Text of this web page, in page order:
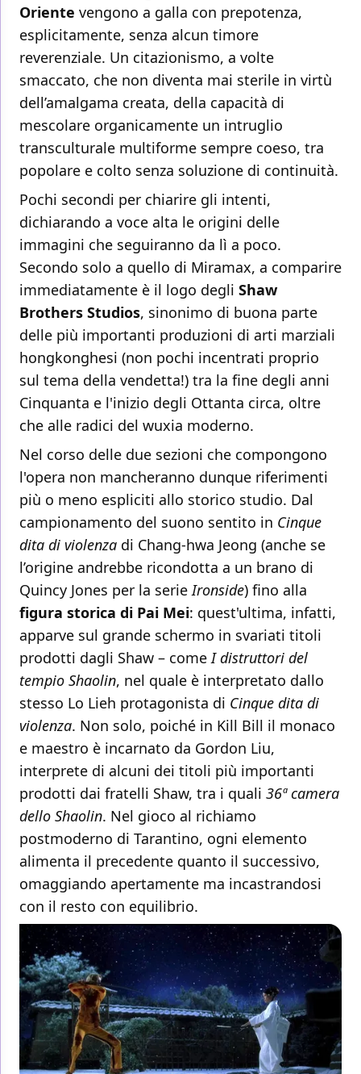
Oriente vengono a galla con prepotenza,
esplicitamente, senza alcun timore
reverenziale. Un citazionismo, a volte
smaccato, che non diventa mai sterile in virtù
dell’amalgama creata, della capacità di
mescolare organicamente un intruglio
transculturale multiforme sempre coeso, tra
popolare e colto senza soluzione di continuità.
Pochi secondi per chiarire gli intenti,
dichiarando a voce alta le origini delle
immagini che seguiranno da lì a poco.
Secondo solo a quello di Miramax, a comparire
immediatamente è il logo degli Shaw
Brothers Studios, sinonimo di buona parte
delle più importanti produzioni di arti marziali
hongkonghesi (non pochi incentrati proprio
sul tema della vendetta!) tra la fine degli anni
Cinquanta e l'inizio degli Ottanta circa, oltre
che alle radici del wuxia moderno.
Nel corso delle due sezioni che compongono
l'opera non mancheranno dunque riferimenti
più o meno espliciti allo storico studio. Dal
campionamento del suono sentito in Cinque
dita di violenza di Chang-hwa Jeong (anche se
l’origine andrebbe ricondotta a un brano di
Quincy Jones per la serieIronside) fino alla
figura storica di Pai Mei: quest'ultima, infatti,
apparve sul grande schermo in svariati titoli
prodotti dagli Shaw – comeI distruttori del
tempio Shaolin, nel quale è interpretato dallo
stesso Lo Lieh protagonista di Cinque dita di
violenza. Non solo, poiché in Kill Bill il monaco
e maestro è incarnato da Gordon Liu,
interprete di alcuni dei titoli più importanti
prodotti dai fratelli Shaw, tra i quali 36ª camera
dello Shaolin. Nel gioco al richiamo
postmoderno di Tarantino, ogni elemento
alimenta il precedente quanto il successivo,
omaggiando apertamente ma incastrandosi
con il resto con equilibrio.